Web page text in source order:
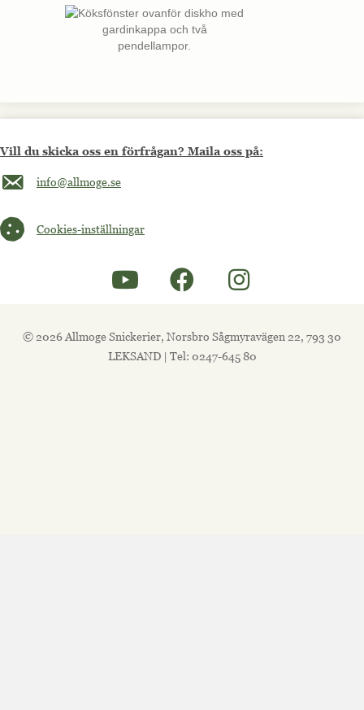
Vill du skicka oss en förfrågan? Maila oss på:
Maila oss på info@allmoge.se
info@allmoge.se
Cookies-inställningar
Cookies-inställningar
© 2026 Allmoge Snickerier, Norsbro Sågmyravägen 22, 793 30
LEKSAND | Tel: 0247-645 80